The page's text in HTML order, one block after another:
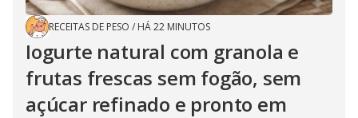
RECEITAS DE PESO / HÁ 22 MINUTOS
Iogurte natural com granola e
frutas frescas sem fogão, sem
açúcar refinado e pronto em